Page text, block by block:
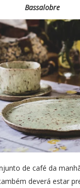
Bassalobre
de café da
deverá estar